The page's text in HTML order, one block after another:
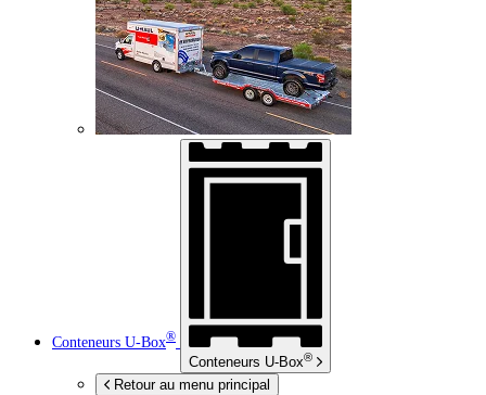
Conteneurs U-Box®
Conteneurs U-Box®
Retour au menu principal